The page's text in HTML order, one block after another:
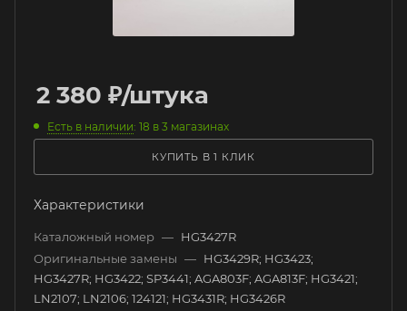
2 380 ₽/штука
Есть в наличии: 18 в 3 магазинах
КУПИТЬ В 1 КЛИК
Характеристики
Каталожный номер — HG3427R
Оригинальные замены — HG3429R; HG3423;
HG3427R; HG3422; SP3441; AGA803F; AGA813F; HG3421;
LN2107; LN2106; 124121; HG3431R; HG3426R